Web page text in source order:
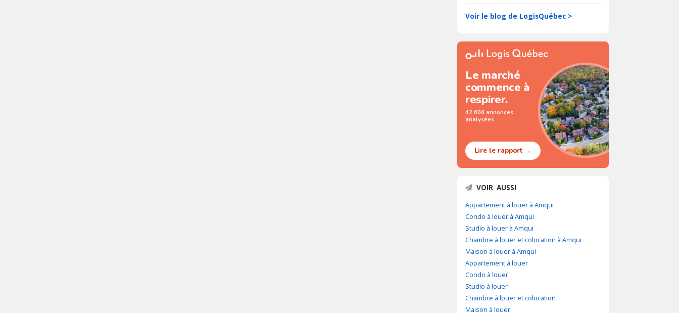
Voir le blog de LogisQuébec >
Le marché
commence à
respirer.
42 606 annonces
analysées
Lire le rapport →
VOIR AUSSI
Appartement à louer à Amqui
Condo à louer à Amqui
Studio à louer à Amqui
Chambre à louer et colocation à Amqui
Maison à louer à Amqui
Appartement à louer
Condo à louer
Studio à louer
Chambre à louer et colocation
Maison à louer